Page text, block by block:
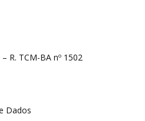
R. TCM-BA nº 1502
Dados